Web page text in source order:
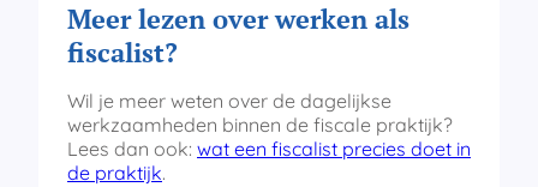
Meer lezen over werken als
fiscalist?
Wil je meer weten over de dagelijkse
werkzaamheden binnen de fiscale praktijk?
Lees dan ook: wat een fiscalist precies doet in
de praktijk.